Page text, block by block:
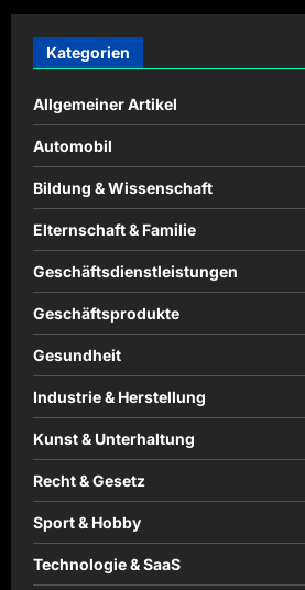
Kategorien
Allgemeiner Artikel
Automobil
Bildung & Wissenschaft
Elternschaft & Familie
Geschäftsdienstleistungen
Geschäftsprodukte
Gesundheit
Industrie & Herstellung
Kunst & Unterhaltung
Recht & Gesetz
Sport & Hobby
Technologie & SaaS